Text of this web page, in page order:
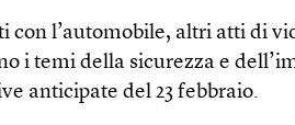
con l’automobile, altri atti di
i temi della sicurezza e
anticipate del 23 febbraio.